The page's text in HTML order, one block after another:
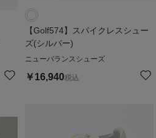
【Golf574】スパイクレスシュー
ズ(シルバー)
ニューバランスシューズ
￥ 16,940税込